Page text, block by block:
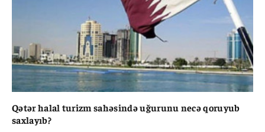
Qətər halal turizm sahəsində uğurunu necə qoruyub
saxlayıb?